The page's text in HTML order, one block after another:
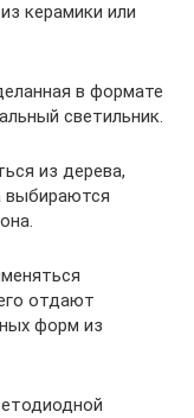
керамики или
в формате
светильник.
из дерева,
выбираются
отдают
форм из